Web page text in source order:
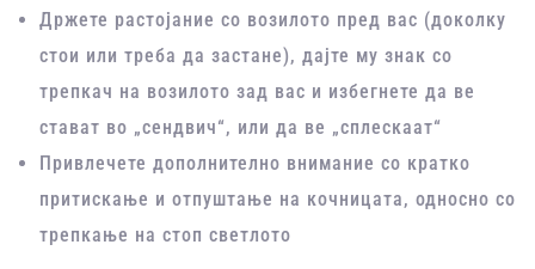
Држете растојание со возилото пред вас (доколку
стои или треба да застане), дајте му знак со
трепкач на возилото зад вас и избегнете да ве
стават во „сендвич“, или да ве „сплескаат“
Привлечете дополнително внимание со кратко
притискање и отпуштање на кочницата, односно со
трепкање на стоп светлото